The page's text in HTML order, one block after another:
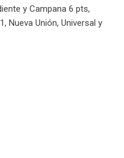
y Campana 6 pts,
Nueva Unión, Universal y